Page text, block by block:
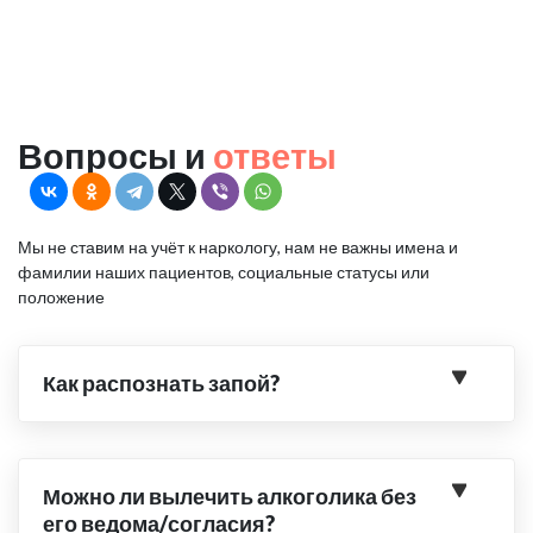
Вопросы и ответы
Мы не ставим на учёт к наркологу, нам не важны имена и
фамилии наших пациентов, социальные статусы или
положение
Как распознать запой?
Можно ли вылечить алкоголика без
его ведома/согласия?